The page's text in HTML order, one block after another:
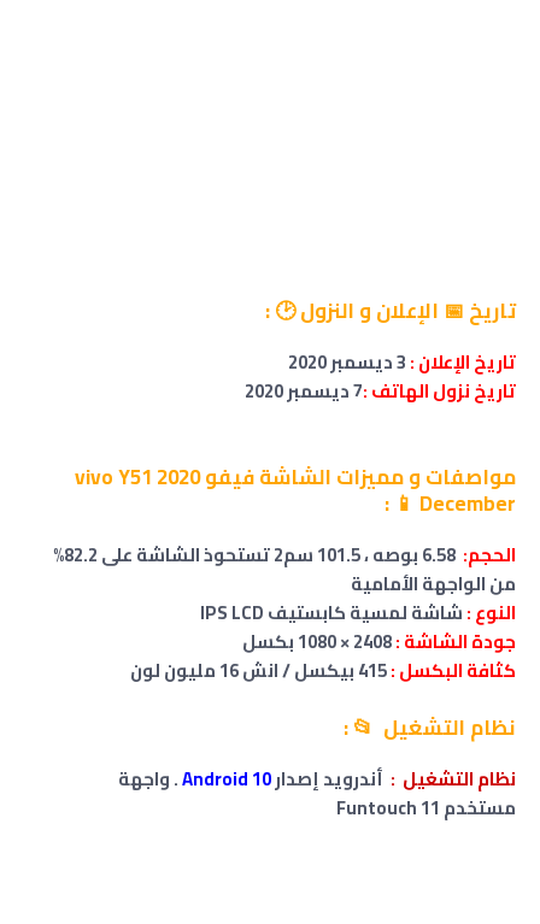
تاريخ 📅 الإعلان و النزول 🕑 :
تاريخ الإعلان :
تاريخ نزول الهاتف :7 ديسمبر 2020
مواصفاتو مميزات الشاشةفيفوvivo Y51 2020
December 📱
:
الحجم:
6.58 بوصه ، 101.5 سم2 تستحوذ الشاشة على 82.2%
من الواجهة الأمامية
النوع :شاشة لمسية كابستيف IPS LCD
جودة الشاشة :
كثافة البكسل :
نظام التشغيل 📂 :
نظام التشغيل : أندرويد إصدارAndroid 10. واجهة
مستخدم Funtouch 11